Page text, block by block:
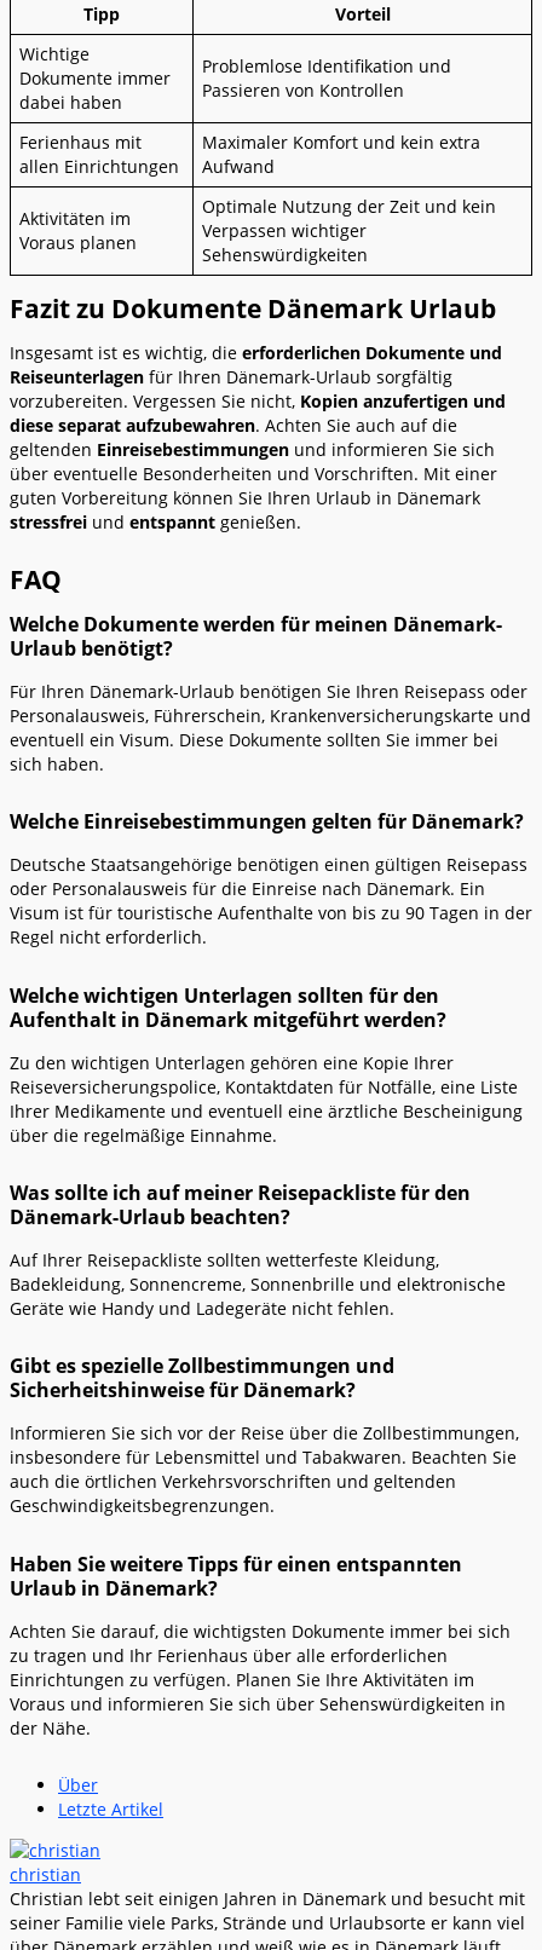
Tipp
Vorteil
Wichtige
Dokumente immer
dabei haben
Problemlose Identifikation und
Passieren von Kontrollen
Ferienhaus mit
allen Einrichtungen
Maximaler Komfort und kein extra
Aufwand
Aktivitäten im
Voraus planen
Optimale Nutzung der Zeit und kein
Verpassen wichtiger
Sehenswürdigkeiten
Fazit zu Dokumente Dänemark Urlaub
Insgesamt ist es wichtig, die erforderlichen Dokumente und
Reiseunterlagen für Ihren Dänemark-Urlaub sorgfältig
vorzubereiten. Vergessen Sie nicht, Kopien anzufertigen und
diese separat aufzubewahren. Achten Sie auch auf die
geltenden Einreisebestimmungen und informieren Sie sich
über eventuelle Besonderheiten und Vorschriften. Mit einer
guten Vorbereitung können Sie Ihren Urlaub in Dänemark
stressfrei und entspannt genießen.
FAQ
Welche Dokumente werden für meinen Dänemark-
Urlaub benötigt?
Für Ihren Dänemark-Urlaub benötigen Sie Ihren Reisepass oder
Personalausweis, Führerschein, Krankenversicherungskarte und
eventuell ein Visum. Diese Dokumente sollten Sie immer bei
sich haben.
Welche Einreisebestimmungen gelten für Dänemark?
Deutsche Staatsangehörige benötigen einen gültigen Reisepass
oder Personalausweis für die Einreise nach Dänemark. Ein
Visum ist für touristische Aufenthalte von bis zu 90 Tagen in der
Regel nicht erforderlich.
Welche wichtigen Unterlagen sollten für den
Aufenthalt in Dänemark mitgeführt werden?
Zu den wichtigen Unterlagen gehören eine Kopie Ihrer
Reiseversicherungspolice, Kontaktdaten für Notfälle, eine Liste
Ihrer Medikamente und eventuell eine ärztliche Bescheinigung
über die regelmäßige Einnahme.
Was sollte ich auf meiner Reisepackliste für den
Dänemark-Urlaub beachten?
Auf Ihrer Reisepackliste sollten wetterfeste Kleidung,
Badekleidung, Sonnencreme, Sonnenbrille und elektronische
Geräte wie Handy und Ladegeräte nicht fehlen.
Gibt es spezielle Zollbestimmungen und
Sicherheitshinweise für Dänemark?
Informieren Sie sich vor der Reise über die Zollbestimmungen,
insbesondere für Lebensmittel und Tabakwaren. Beachten Sie
auch die örtlichen Verkehrsvorschriften und geltenden
Geschwindigkeitsbegrenzungen.
Haben Sie weitere Tipps für einen entspannten
Urlaub in Dänemark?
Achten Sie darauf, die wichtigsten Dokumente immer bei sich
zu tragen und Ihr Ferienhaus über alle erforderlichen
Einrichtungen zu verfügen. Planen Sie Ihre Aktivitäten im
Voraus und informieren Sie sich über Sehenswürdigkeiten in
der Nähe.
Über
Letzte Artikel
christian
Christian lebt seit einigen Jahren in Dänemark und besucht mit
seiner Familie viele Parks, Strände und Urlaubsorte er kann viel